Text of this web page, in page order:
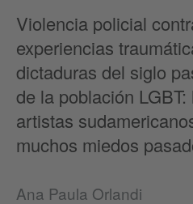
Violencia policial
experiencias
dictaduras del siglo
de la población
artistas
muchos miedos
​Ana Paula Orlandi